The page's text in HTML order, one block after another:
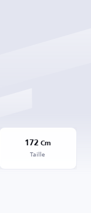
172 Cm
Taille